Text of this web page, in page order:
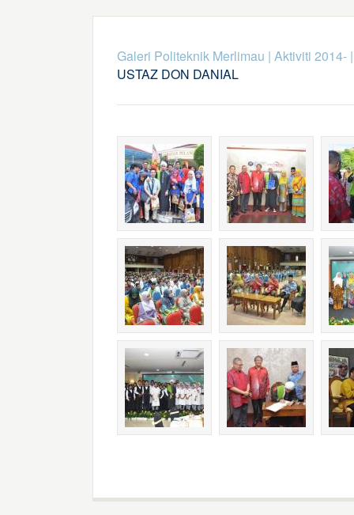
Galeri Politeknik Merlimau | Aktiviti 2014-
USTAZ DON DANIAL